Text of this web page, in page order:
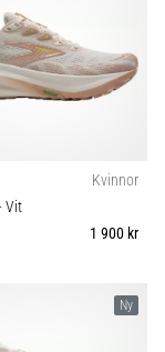
Kvinnor
Vit
1 900 kr
Ny